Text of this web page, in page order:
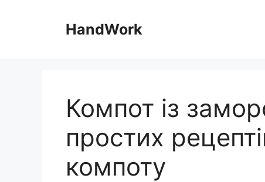
HandWork
Компот із
простих
компоту